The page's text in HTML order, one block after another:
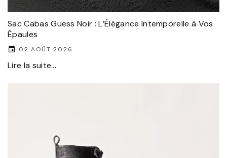
Sac Cabas Guess Noir : L’Élégance Intemporelle à Vos
Épaules
02 AOÛT 2026
Lire la suite...